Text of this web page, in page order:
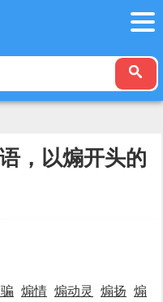
，以煽开头的
煽情 煽动灵 煽扬 煽